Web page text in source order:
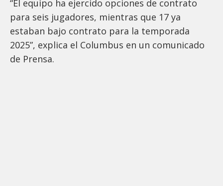
“El equipo ha ejercido opciones de contrato
para seis jugadores, mientras que 17 ya
estaban bajo contrato para la temporada
2025”, explica el Columbus en un comunicado
de Prensa.